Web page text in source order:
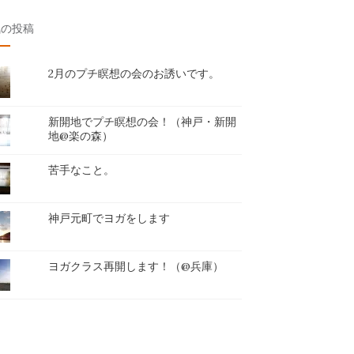
投稿
2月のプチ瞑想の会のお誘いです。
新開地でプチ瞑想の会！（神戸・新開
地@楽の森）
苦手なこと。
神戸元町でヨガをします
ヨガクラス再開します！（@兵庫）